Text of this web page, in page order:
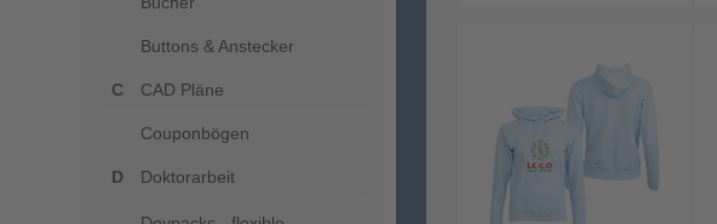
Buttons & Anstecker
CAD Pläne
Couponbögen
Doktorarbeit